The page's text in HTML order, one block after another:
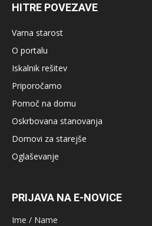
HITRE POVEZAVE
Varna starost
O portalu
Iskalnik rešitev
Priporočamo
Pomoč na domu
Oskrbovana stanovanja
Domovi za starejše
Oglaševanje
PRIJAVA NA E-NOVICE
Ime / Name